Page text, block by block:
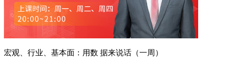
宏观、行业、基本面：用数 据来说话（一周）